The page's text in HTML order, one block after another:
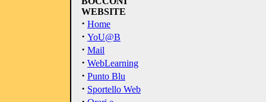
WEBSITE
· Home
· YoU@B
· Mail
· WebLearning
· Punto Blu
· Sportello Web